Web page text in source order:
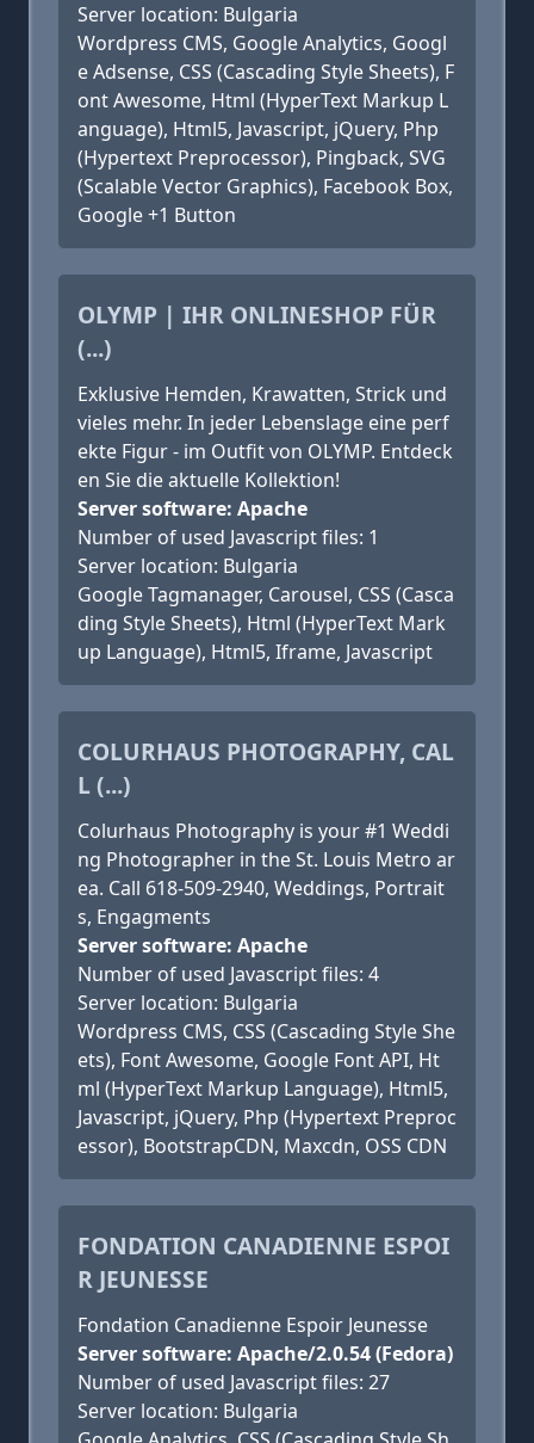
Server location: Bulgaria
Wordpress CMS, Google Analytics, Googl
e Adsense, CSS (Cascading Style Sheets), F
ont Awesome, Html (HyperText Markup L
anguage), Html5, Javascript, jQuery, Php
(Hypertext Preprocessor), Pingback, SVG
(Scalable Vector Graphics), Facebook Box,
Google +1 Button
OLYMP | IHR ONLINESHOP FÜR
(...)
Exklusive Hemden, Krawatten, Strick und
vieles mehr. In jeder Lebenslage eine perf
ekte Figur - im Outfit von OLYMP. Entdeck
en Sie die aktuelle Kollektion!
Server software: Apache
Number of used Javascript files: 1
Server location: Bulgaria
Google Tagmanager, Carousel, CSS (Casca
ding Style Sheets), Html (HyperText Mark
up Language), Html5, Iframe, Javascript
COLURHAUS PHOTOGRAPHY, CAL
L (...)
Colurhaus Photography is your #1 Weddi
ng Photographer in the St. Louis Metro ar
ea. Call 618-509-2940, Weddings, Portrait
s, Engagments
Server software: Apache
Number of used Javascript files: 4
Server location: Bulgaria
Wordpress CMS, CSS (Cascading Style She
ets), Font Awesome, Google Font API, Ht
ml (HyperText Markup Language), Html5,
Javascript, jQuery, Php (Hypertext Preproc
essor), BootstrapCDN, Maxcdn, OSS CDN
FONDATION CANADIENNE ESPOI
R JEUNESSE
Fondation Canadienne Espoir Jeunesse
Server software: Apache/2.0.54 (Fedora)
Number of used Javascript files: 27
Server location: Bulgaria